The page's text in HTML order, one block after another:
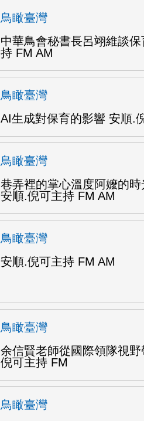
鳥瞰臺灣
中華鳥會秘書長呂翊維談
持 FM AM
鳥瞰臺灣
AI生成對保育的影響 安順.
鳥瞰臺灣
巷弄裡的掌心溫度阿嬤的
安順.倪可主持 FM AM
鳥瞰臺灣
安順.倪可主持 FM AM
鳥瞰臺灣
余信賢老師從國際領隊視
倪可主持 FM
鳥瞰臺灣